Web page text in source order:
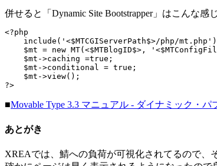
併せると「Dynamic Site Bootstrapper」はこんな感
<?php
include('<$MTCGIServerPath$>/php/
$mt = new MT(<$MTBlogID$>,
$mt->caching =true;
$mt->conditional = true;
$mt->view();
?>
■Movable Type 3.3 マニュアル - ダイナミック・パ
あとがき
XREAでは、鯖への負荷が可視化されてるので、